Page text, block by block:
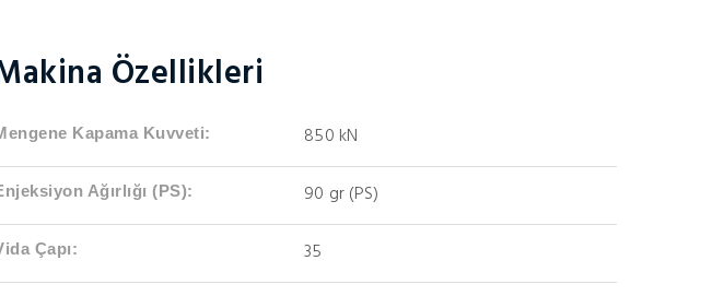
Özellikleri
Kapama Kuvveti: 850 kN
Ağırlığı (PS): 90 gr (PS)
Çapı: 35